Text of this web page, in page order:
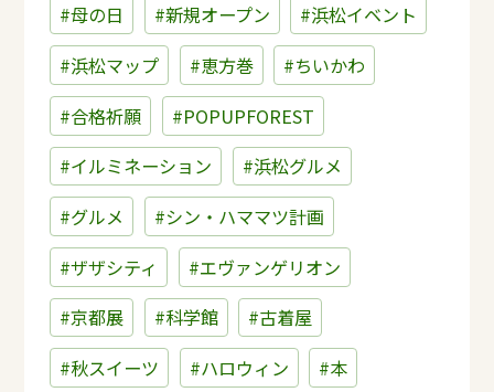
#母の日
#新規オープン
#浜松イベント
#浜松マップ
#恵方巻
#ちいかわ
#合格祈願
#POPUPFOREST
#イルミネーション
#浜松グルメ
#グルメ
#シン・ハママツ計画
#ザザシティ
#エヴァンゲリオン
#京都展
#科学館
#古着屋
#秋スイーツ
#ハロウィン
#本